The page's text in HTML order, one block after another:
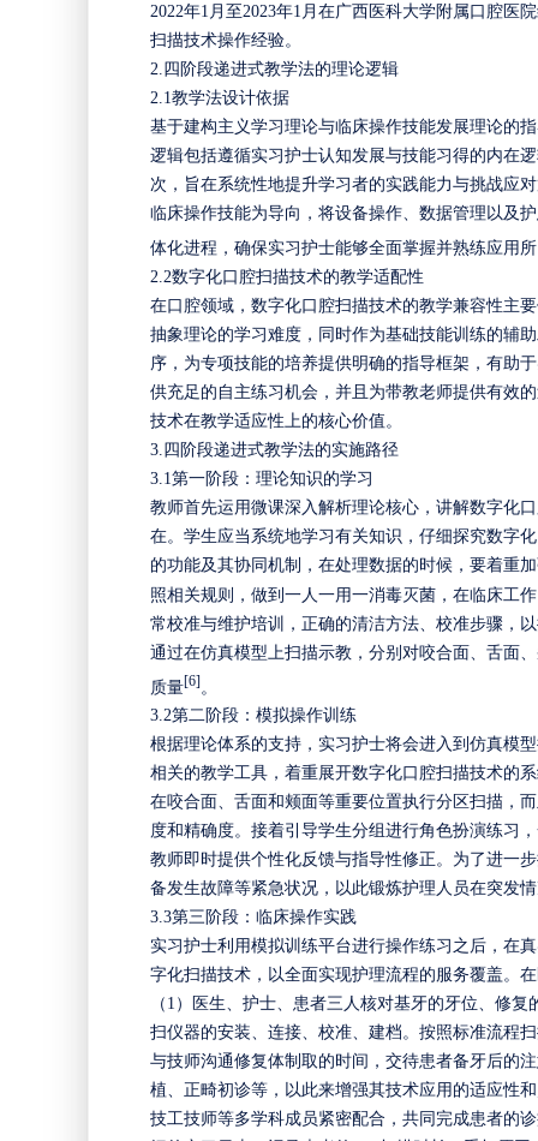
2022年1月至2023年1月在广西医科大学附属口腔
扫描技术操作经验。
2. 四阶段递进式教学法的理论逻辑
2.1 教学法设计依据
基于建构主义学习理论与临床操作技能发展理论的
逻辑包括遵循实习护士认知发展与技能习得的内在
次，旨在系统性地提升学习者的实践能力与挑战应
临床操作技能为导向，将设备操作、数据管理以及
体化进程，确保实习护士能够全面掌握并熟练应用
2 .2数字化口腔扫描技术的教学适配性
在口腔领域，数字化口腔扫描技术的教学兼容性主
抽象理论的学习难度，同时作为基础技能训练的辅
序，为专项技能的培养提供明确的指导框架，有助
供充足的自主练习机会，并且为带教老师提供有效
技术在教学适应性上的核心价值。
3 四阶段递进式教学法的实施路径
3.1第一阶段：理论知识的学习
教师首先运用微课深入解析理论核心，讲解数字化
在。学生应当系统地学习有关知识，仔细探究数字
的功能及其协同机制，在处理数据的时候，要着重
照相关规则，做到一人一用一消毒灭菌，在临床工
常校准与维护培训，正确的清洁方法、校准步骤，
通过在仿真模型上扫描示教，分别对咬合面、舌面
质量[6] 。
3.2第二阶段：模拟操作训练
根据理论体系的支持，实习护士将会进入到仿真模
相关的教学工具，着重展开数字化口腔扫描技术的
在咬合面、舌面和颊面等重要位置执行分区扫描，
度和精确度。接着引导学生分组进行角色扮演练习
教师即时提供个性化反馈与指导性修正。为了进一
备发生故障等紧急状况，以此锻炼护理人员在突发
3.3第三阶段：临床操作实践
实习护士利用模拟训练平台进行操作练习之后，在
字化扫描技术，以全面实现护理流程的服务覆盖。
（ 1）医生、护士、患者三人核对基牙的牙位、修
扫仪器的安装、连接、校准、建档。按照标准流程
与技师沟通修复体制取的时间，交待患者备牙后的
植、正畸初诊等，以此来增强其技术应用的适应性
技工技师等多学科成员紧密配合，共同完成患者的